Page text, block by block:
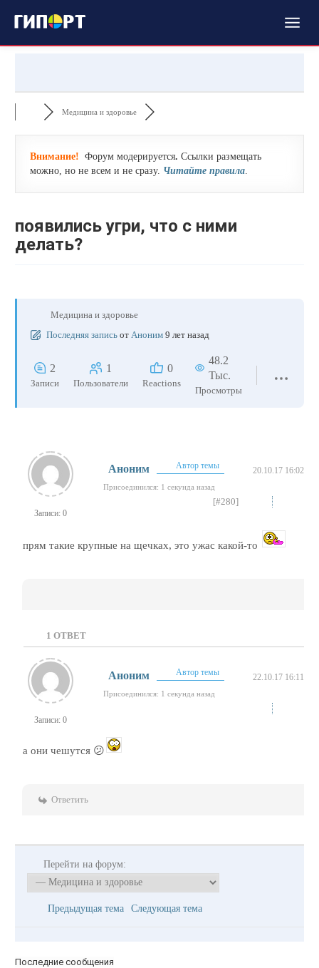
Медицина и здоровье
Внимание! Форум модерируется. Ссылки размещать
можно, но не всем и не сразу. Читайте правила.
появились угри, что с ними
делать?
Медицина и здоровье
Последняя запись от Аноним 9 лет назад
2
Записи
1
Пользователи
0
Reactions
48.2
Тыс.
Просмотры
Записи: 0
Аноним Автор темы 20.10.17 16:02
Присоединился: 1 секунда назад
[#280]
прям такие крупные на щечках, это ужас какой-то
1 ОТВЕТ
Записи: 0
Аноним Автор темы 22.10.17 16:11
Присоединился: 1 секунда назад
а они чешутся 😕
Ответить
Перейти на форум:
Предыдущая тема Следующая тема
Последние сообщения